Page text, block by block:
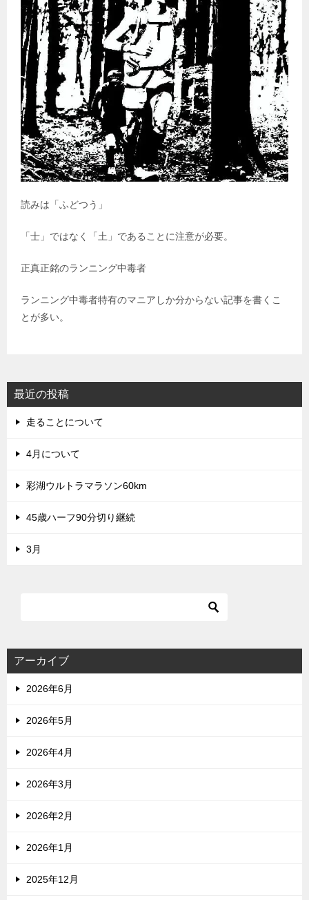
読みは「ふどつう」
「士」ではなく「土」であることに注意が必要。
正真正銘のランニング中毒者
ランニング中毒者特有のマニアしか分からない記事を書くこ
とが多い。
最近の投稿
走ることについて
4月について
彩湖ウルトラマラソン60km
45歳ハーフ90分切り継続
3月
アーカイブ
2026年6月
2026年5月
2026年4月
2026年3月
2026年2月
2026年1月
2025年12月